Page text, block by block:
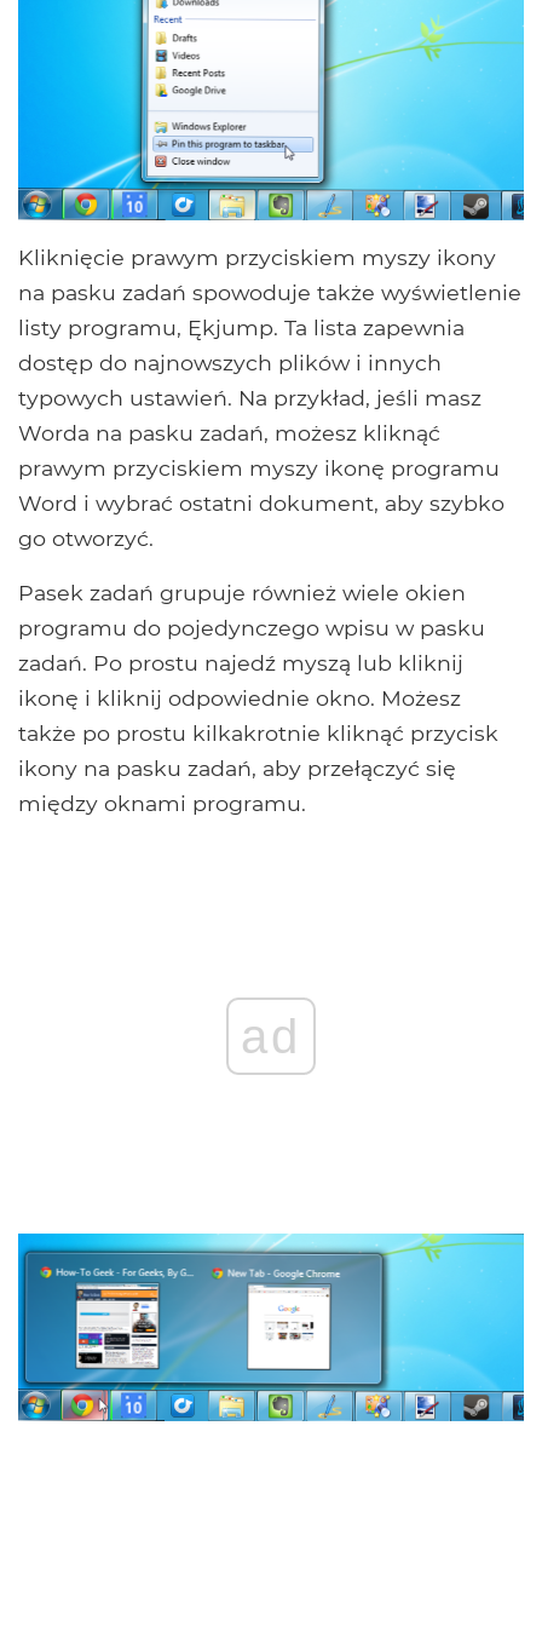
Kliknięcie prawym przyciskiem myszy ikony
na pasku zadań spowoduje także wyświetlenie
listy programu, Ękjump. Ta lista zapewnia
dostęp do najnowszych plików i innych
typowych ustawień. Na przykład, jeśli masz
Worda na pasku zadań, możesz kliknąć
prawym przyciskiem myszy ikonę programu
Word i wybrać ostatni dokument, aby szybko
go otworzyć.
Pasek zadań grupuje również wiele okien
programu do pojedynczego wpisu w pasku
zadań. Po prostu najedź myszą lub kliknij
ikonę i kliknij odpowiednie okno. Możesz
także po prostu kilkakrotnie kliknąć przycisk
ikony na pasku zadań, aby przełączyć się
między oknami programu.
ad